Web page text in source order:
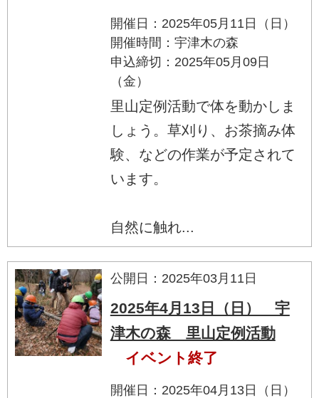
開催日：2025年05月11日（日）
開催時間：宇津木の森
申込締切：2025年05月09日
（金）
里山定例活動で体を動かしま
しょう。草刈り、お茶摘み体
験、などの作業が予定されて
います。
自然に触れ...
公開日：2025年03月11日
2025年4月13日（日） 宇
津木の森 里山定例活動
イベント終了
開催日：2025年04月13日（日）